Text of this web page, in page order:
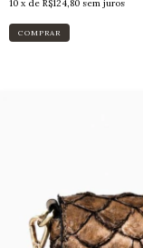
10 x de R$124,80 sem juros
COMPRAR